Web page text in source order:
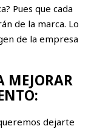
Pues que cada
de la marca. Lo
de la empresa
MEJORAR
dejarte